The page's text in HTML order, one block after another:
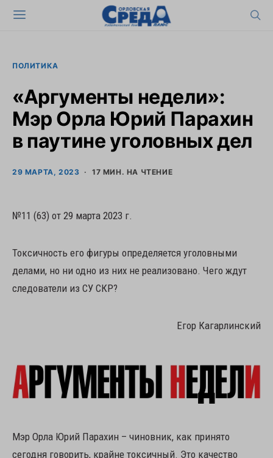
ПОЛИТИКА
«Аргументы недели»:
Мэр Орла Юрий Парахин
в паутине уголовных дел
29 МАРТА, 2023 17 МИН. НА ЧТЕНИЕ
№11 (63) от 29 марта 2023 г.
Токсичность его фигуры определяется уголовными
делами, но ни одно из них не реализовано. Чего ждут
следователи из СУ СКР?
Егор Кагарлинский
Мэр Орла Юрий Парахин – чиновник, как принято
сегодня говорить, крайне токсичный. Это качество